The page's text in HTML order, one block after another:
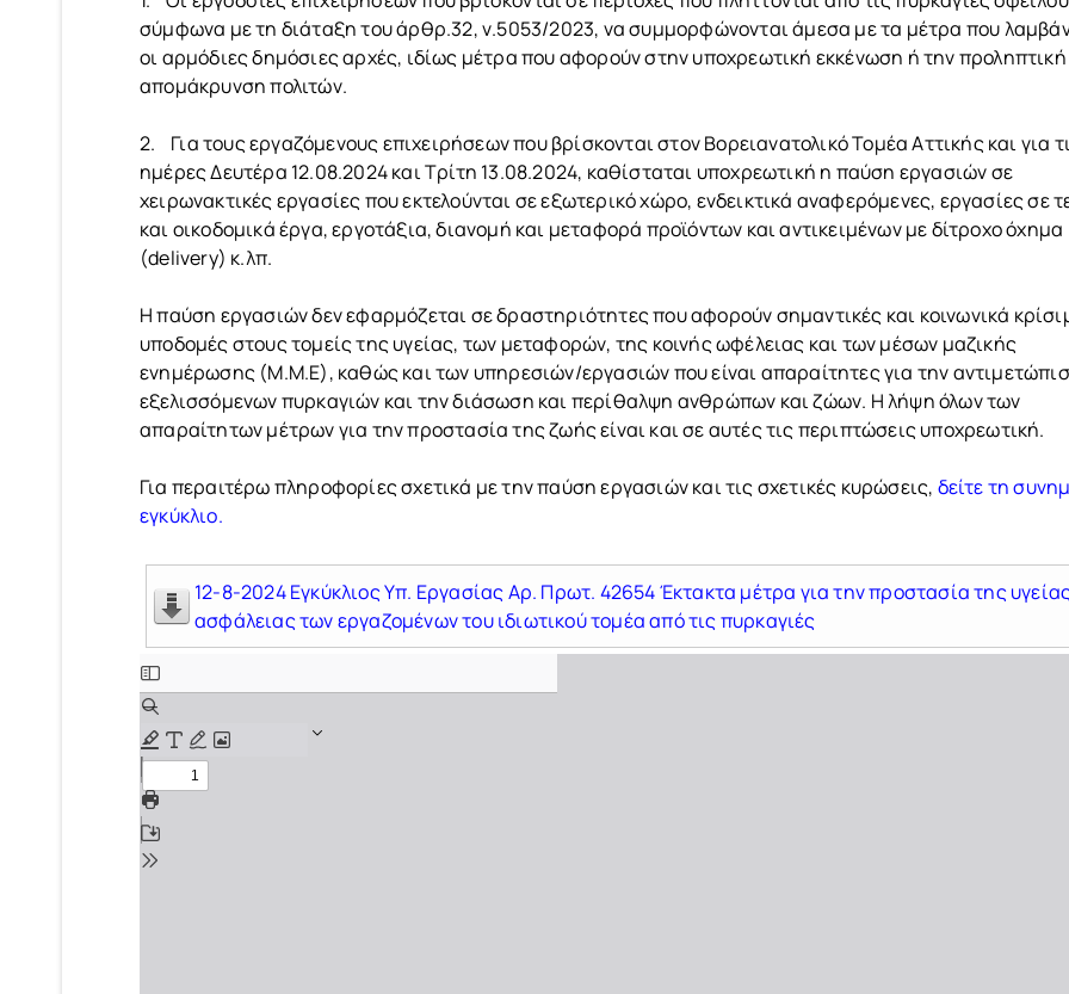
σύμφωνα με τη διάταξη του άρθρ.32, ν.5053/2023, να συμμορφώνονται άμεσα με τα μέτρα που
οι αρμόδιες δημόσιες αρχές, ιδίως μέτρα που αφορούν στην υποχρεωτική εκκένωση ή την προληπτική
απομάκρυνση πολιτών.
2. Για τους εργαζόμενους επιχειρήσεων που βρίσκονται στον Βορειανατολικό Τομέα Αττικής και για
ημέρες Δευτέρα 12.08.2024 και Τρίτη 13.08.2024, καθίσταται υποχρεωτική η παύση εργασιών σε
χειρωνακτικές εργασίες που εκτελούνται σε εξωτερικό χώρο, ενδεικτικά αναφερόμενες, εργασίες σε
και οικοδομικά έργα, εργοτάξια, διανομή και μεταφορά προϊόντων και αντικειμένων με δίτροχο όχημα
(delivery) κ.λπ.
Η παύση εργασιών δεν εφαρμόζεται σε δραστηριότητες που αφορούν σημαντικές και κοινωνικά
υποδομές στους τομείς της υγείας, των μεταφορών, της κοινής ωφέλειας και των μέσων μαζικής
ενημέρωσης (M.M.E), καθώς και των υπηρεσιών/εργασιών που είναι απαραίτητες για την
εξελισσόμενων πυρκαγιών και την διάσωση και περίθαλψη ανθρώπων και ζώων. Η λήψη όλων των
απαραίτητων μέτρων για την προστασία της ζωής είναι και σε αυτές τις περιπτώσεις υποχρεωτική.
Για περαιτέρω πληροφορίες σχετικά με την παύση εργασιών και τις σχετικές κυρώσεις, δείτε τη
εγκύκλιο.
12-8-2024 Εγκύκλιος Υπ. Εργασίας Αρ. Πρωτ. 42654 Έκτακτα μέτρα για την προστασία της
ασφάλειας των εργαζομένων του ιδιωτικού τομέα από τις πυρκαγιές